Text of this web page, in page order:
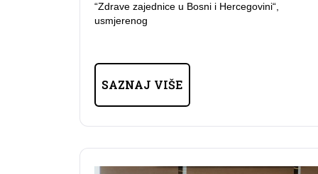
“Zdrave zajednice u Bosni i Hercegovini“,
usmjerenog
SAZNAJ VIŠE